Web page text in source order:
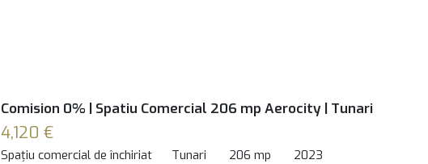
Comision 0% | Spatiu Comercial 206 mp Aerocity | Tunari
4,120 €
Spațiu comercial de închiriat Tunari 206 mp 2023